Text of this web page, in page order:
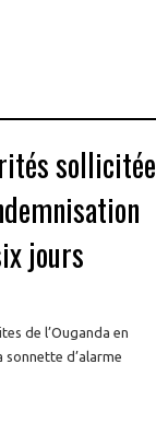
sollicitée
jours
de l’Ouganda en
sonnette d’alarme